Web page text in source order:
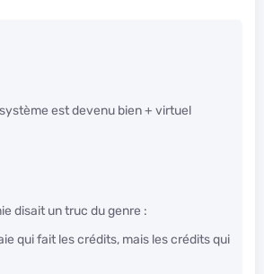
est devenu bien + virtuel
disait un truc du genre :
qui fait les crédits, mais les crédits qui